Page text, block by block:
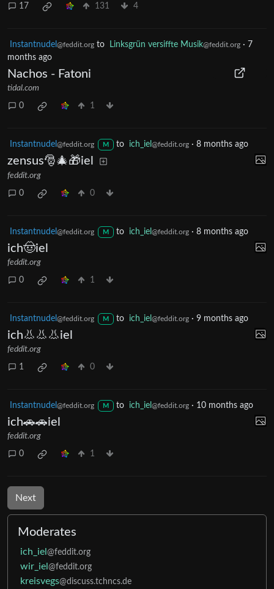
17 131 4
Instantnudel @feddit.org to Linksgrün versiffte Musik@feddit.org · 7
months ago
Nachos - Fatoni
tidal.com
0 1
Instantnudel @feddit.org M to ich_iel @feddit.org· 8 months ago
zensus🎅🎄🎁iel
feddit.org
0 0
Instantnudel @feddit.org M to ich_iel @feddit.org· 8 months ago
ich🤠iel
feddit.org
0 1
Instantnudel @feddit.org M to ich_iel @feddit.org· 9 months ago
ich👃👃👃iel
feddit.org
1 0
Instantnudel @feddit.org M to ich_iel @feddit.org· 10 months ago
ich🚗🚗iel
feddit.org
0 1
Next
Moderates
ich_iel@feddit.org
wir_iel@feddit.org
kreisvegs@discuss.tchncs.de